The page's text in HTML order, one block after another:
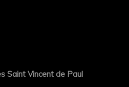
Saint Vincent de Paul